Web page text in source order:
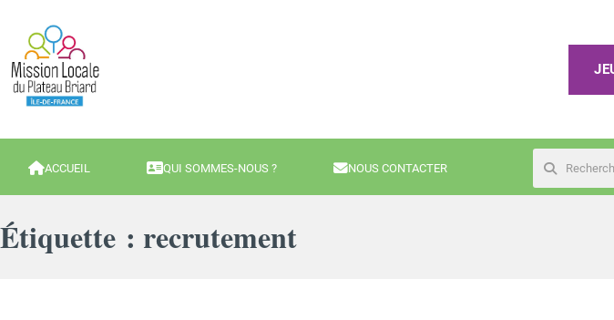
ACCUEIL QUI SOMMES-NOUS ? NOUS CONTACTER
Rechercher
Étiquette : recrutement